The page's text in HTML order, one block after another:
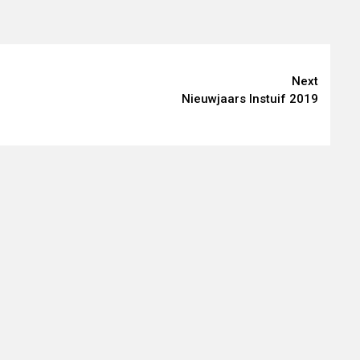
Next
Nieuwjaars Instuif 2019